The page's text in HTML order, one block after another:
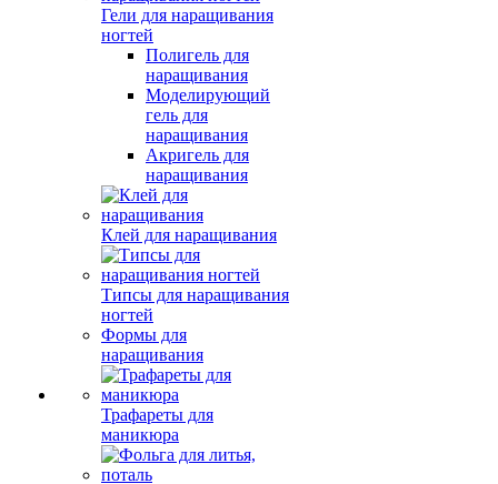
Гели для наращивания
ногтей
Полигель для
наращивания
Моделирующий
гель для
наращивания
Акригель для
наращивания
Клей для наращивания
Типсы для наращивания
ногтей
Формы для
наращивания
Трафареты для
маникюра